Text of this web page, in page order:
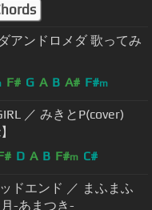
アンドロメダ 歌ってみ
F# G A B A# F#m
／ みきとP(cover)
D A B F#m C#
ドエンド ／ まふまふ
-あまつき-